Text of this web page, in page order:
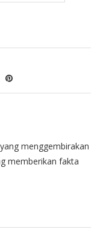
menggembirakan
memberikan fakta